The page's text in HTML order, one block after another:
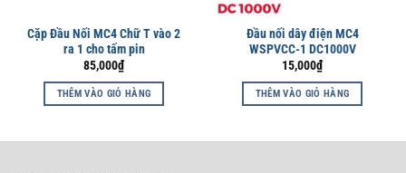
Cặp Đầu Nối MC4 Chữ T vào 2
ra 1 cho tấm pin
85,000₫
THÊM VÀO GIỎ HÀNG
Đầu nối dây điện MC4
WSPVCC-1 DC1000V
15,000₫
THÊM VÀO GIỎ HÀNG